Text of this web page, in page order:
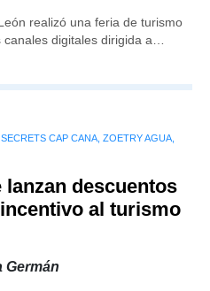
realizó una feria de turismo
digitales dirigida a…
CAP CANA, ZOETRY AGUA,
lanzan descuentos
al turismo
Germán